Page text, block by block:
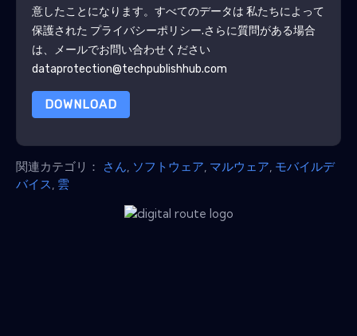
意したことになります。すべてのデータは 私たちによって
保護された プライバシーポリシー.さらに質問がある場合
は、メールでお問い合わせください
dataprotection@techpublishhub.com
DOWNLOAD
関連カテゴリ： さん ソフトウェア マルウェア モバイルデ
バイス 雲